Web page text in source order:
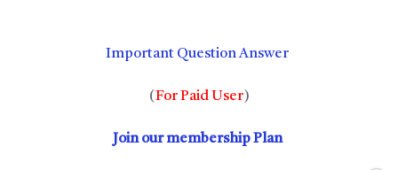
Important Question Answer
(For Paid User)
Join our membership Plan